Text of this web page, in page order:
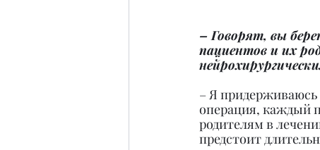
– Говорят, вы
пациентов и их
– Я
операция, каждый
родителям в
предстоит